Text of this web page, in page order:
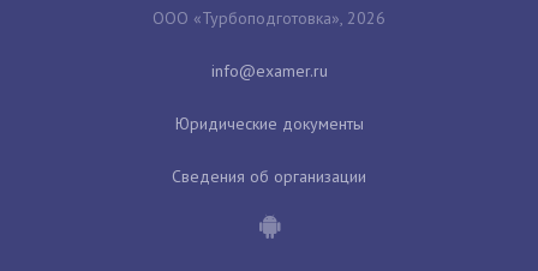
ООО «Турбоподготовка», 2026
Юридические документы
Сведения об организации